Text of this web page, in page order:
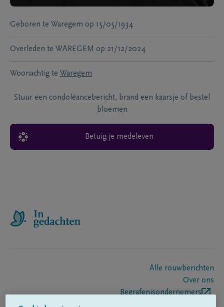
Geboren te Waregem op 15/05/1934
Overleden te WAREGEM op 21/12/2024
Woonachtig te Waregem
Stuur een condoléancebericht, brand een kaarsje of bestel
bloemen
Betuig je medeleven
Alle rouwberichten
Over ons
Begrafenisondernemers